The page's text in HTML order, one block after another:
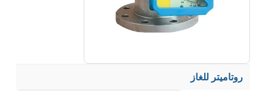
روتاميتر للغاز